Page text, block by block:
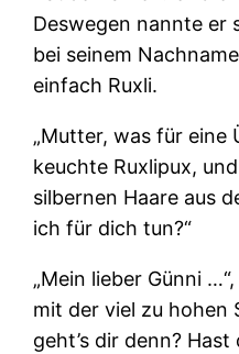
Deswegen nannte er
bei seinem
einfach Ruxli.
„Mutter, was für eine
keuchte Ruxlipux,
silbernen Haare aus
ich für dich tun?“
„Mein lieber Günni
mit der viel zu hohen
geht’s dir denn?